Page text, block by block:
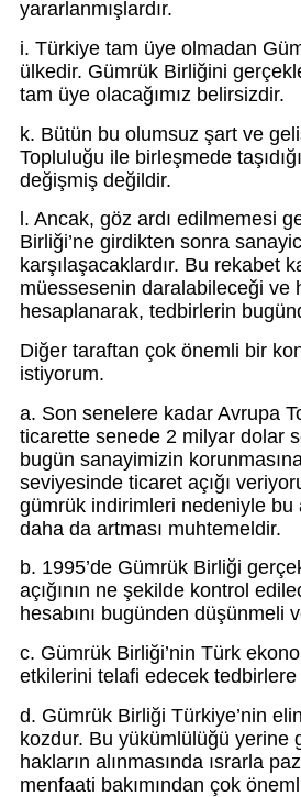
yararlanmışlardır.
i. Türkiye tam üye olmadan
ülkedir. Gümrük Birliğini
tam üye olacağımız belirsizdir.
k. Bütün bu olumsuz şart ve
Topluluğu ile birleşmede
değişmiş değildir.
l. Ancak, göz ardı edilmemesi
Birliği’ne girdikten sonra
karşılaşacaklardır. Bu rekabet
müessesenin daralabileceği ve
hesaplanarak, tedbirlerin
Diğer taraftan çok önemli bir
istiyorum.
a. Son senelere kadar Avrupa
ticarette senede 2 milyar dolar
bugün sanayimizin
seviyesinde ticaret açığı
gümrük indirimleri nedeniyle bu
daha da artması muhtemeldir.
b. 1995’de Gümrük Birliği
açığının ne şekilde kontrol
hesabını bugünden düşünmeli
c. Gümrük Birliği’nin Türk
etkilerini telafi edecek tedbirlere
d. Gümrük Birliği Türkiye’nin
kozdur. Bu yükümlülüğü yerine
hakların alınmasında ısrarla
menfaati bakımından çok